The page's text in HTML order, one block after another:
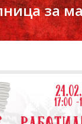
за